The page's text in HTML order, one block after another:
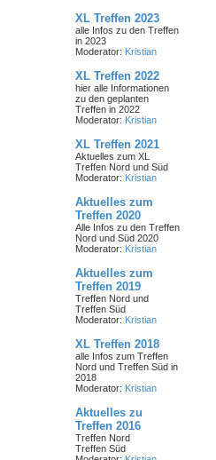
XL Treffen 2023
alle Infos zu den Treffen
in 2023
Moderator: Kristian
XL Treffen 2022
hier alle Informationen
zu den geplanten
Treffen in 2022
Moderator: Kristian
XL Treffen 2021
Aktuelles zum XL
Treffen Nord und Süd
Moderator: Kristian
Aktuelles zum
Treffen 2020
Alle Infos zu den Treffen
Nord und Süd 2020
Moderator: Kristian
Aktuelles zum
Treffen 2019
Treffen Nord und
Treffen Süd
Moderator: Kristian
XL Treffen 2018
alle Infos zum Treffen
Nord und Treffen Süd in
2018
Moderator: Kristian
Aktuelles zu
Treffen 2016
Treffen Nord
Treffen Süd